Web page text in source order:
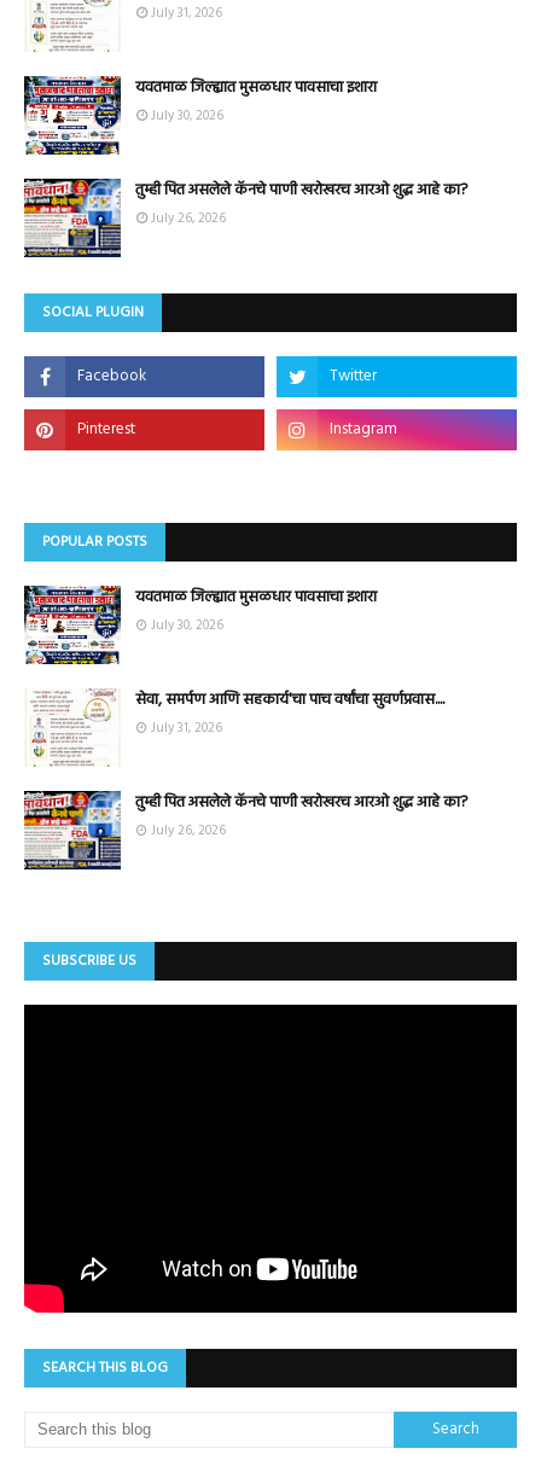
July 31, 2026
यवतमाळ जिल्ह्यात मुसळधार पावसाचा इशारा
July 30, 2026
तुम्ही पित असलेले कॅनचे पाणी खरोखरच आरओ शुद्ध आहे का?
July 26, 2026
SOCIAL PLUGIN
POPULAR POSTS
यवतमाळ जिल्ह्यात मुसळधार पावसाचा इशारा
July 30, 2026
सेवा, समर्पण आणि सहकार्य'चा पाच वर्षांचा सुवर्णप्रवास....
July 31, 2026
तुम्ही पित असलेले कॅनचे पाणी खरोखरच आरओ शुद्ध आहे का?
July 26, 2026
SUBSCRIBE US
SEARCH THIS BLOG